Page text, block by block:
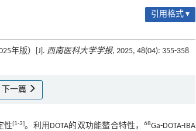
引用格式 ▾
年版）[J]. 西南医科大学学报, 2025, 48(04): 355-358
下一篇
性[1-3]。利用DOTA的双功能螯合特性， 68Ga-DOTA-IBA